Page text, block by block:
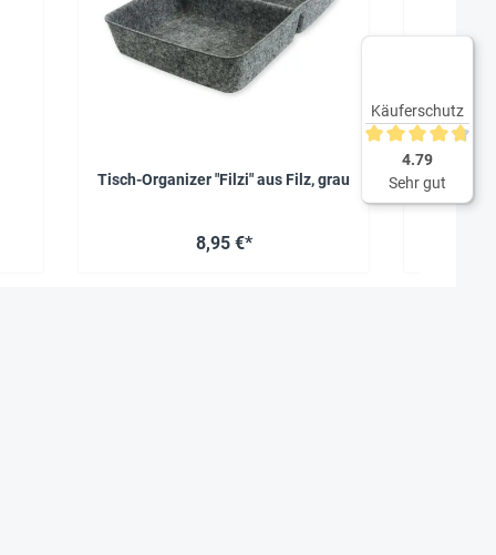
Tisch-Organizer "Filzi" aus Filz, grau
8,95 €*
Käuferschutz
Durchschnittliche
4.79
Sehr gut